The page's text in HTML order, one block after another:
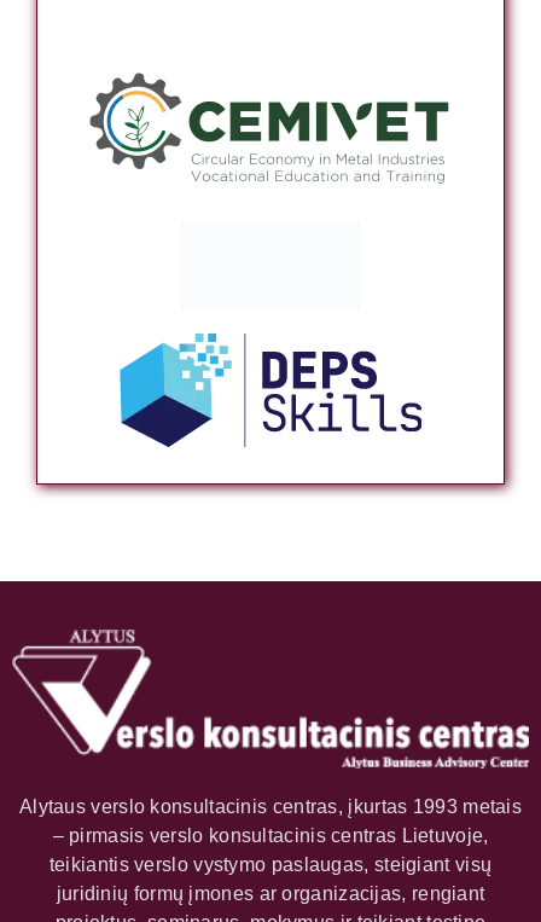
Alytaus verslo konsultacinis centras, įkurtas 1993 metais
– pirmasis verslo konsultacinis centras Lietuvoje,
juridinių formų įmones ar organizacijas, rengiant
projektus, seminarus, mokymus ir teikiant tęstinę
metodinę pagalbą.